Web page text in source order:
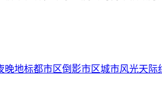
晚地标都市区倒影市区城市风光天际